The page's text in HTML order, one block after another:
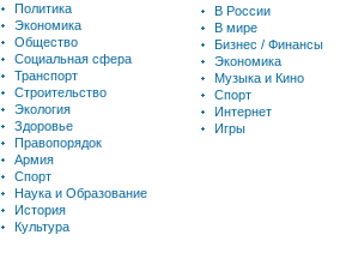
Политика
Экономика
Общество
Социальная сфера
Транспорт
Строительство
Экология
Здоровье
Правопорядок
Армия
Спорт
Наука и Образование
История
Культура
В России
В мире
Бизнес / Финансы
Экономика
Музыка и Кино
Спорт
Интернет
Игры